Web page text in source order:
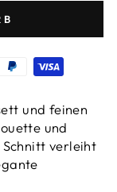
und feinen
und
verleiht